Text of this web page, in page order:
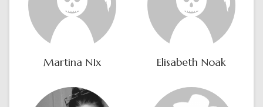
Martina NIx Elisabeth Noak